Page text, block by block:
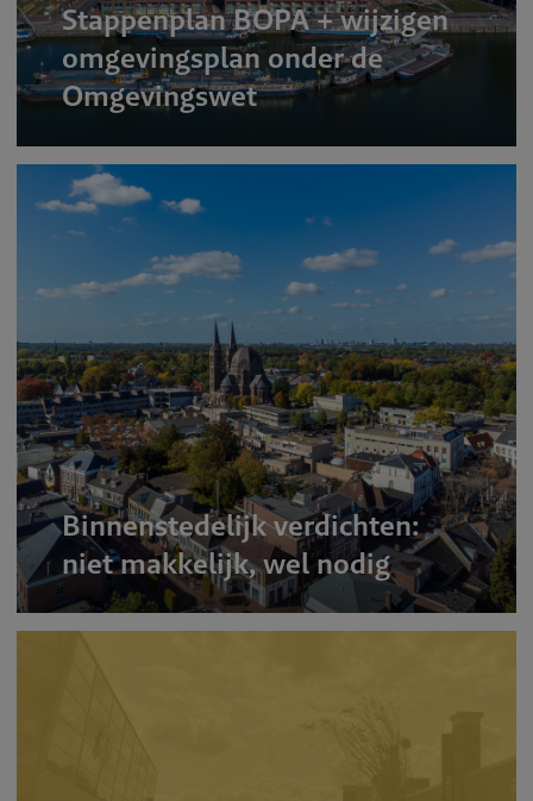
Stappenplan BOPA + wijzigen
omgevingsplan onder de
Omgevingswet
Binnenstedelijk verdichten:
niet makkelijk, wel nodig